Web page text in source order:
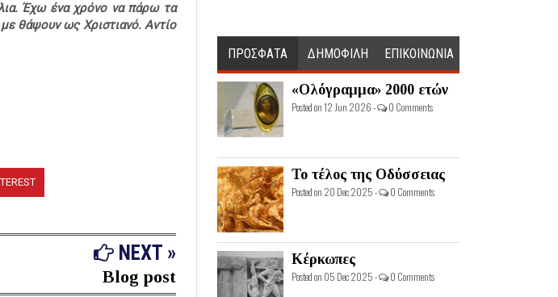
Έχω ένα χρόνο να πάρω τα
θάψουν ως Χριστιανό. Αντίο
NEXT »
Blog post
ΠΡΟΣΦΑΤΑ ΔΗΜΟΦΙΛΗ ΕΠΙΚΟΙΝΩΝΙΑ
«Ολόγραμμα» 2000 ετών
Posted on 12 Jun 2026 - 0 Comments
Το τέλος της Οδύσσειας
Posted on 20 Dec 2025 - 0 Comments
Κέρκωπες
Posted on 05 Dec 2025 - 0 Comments